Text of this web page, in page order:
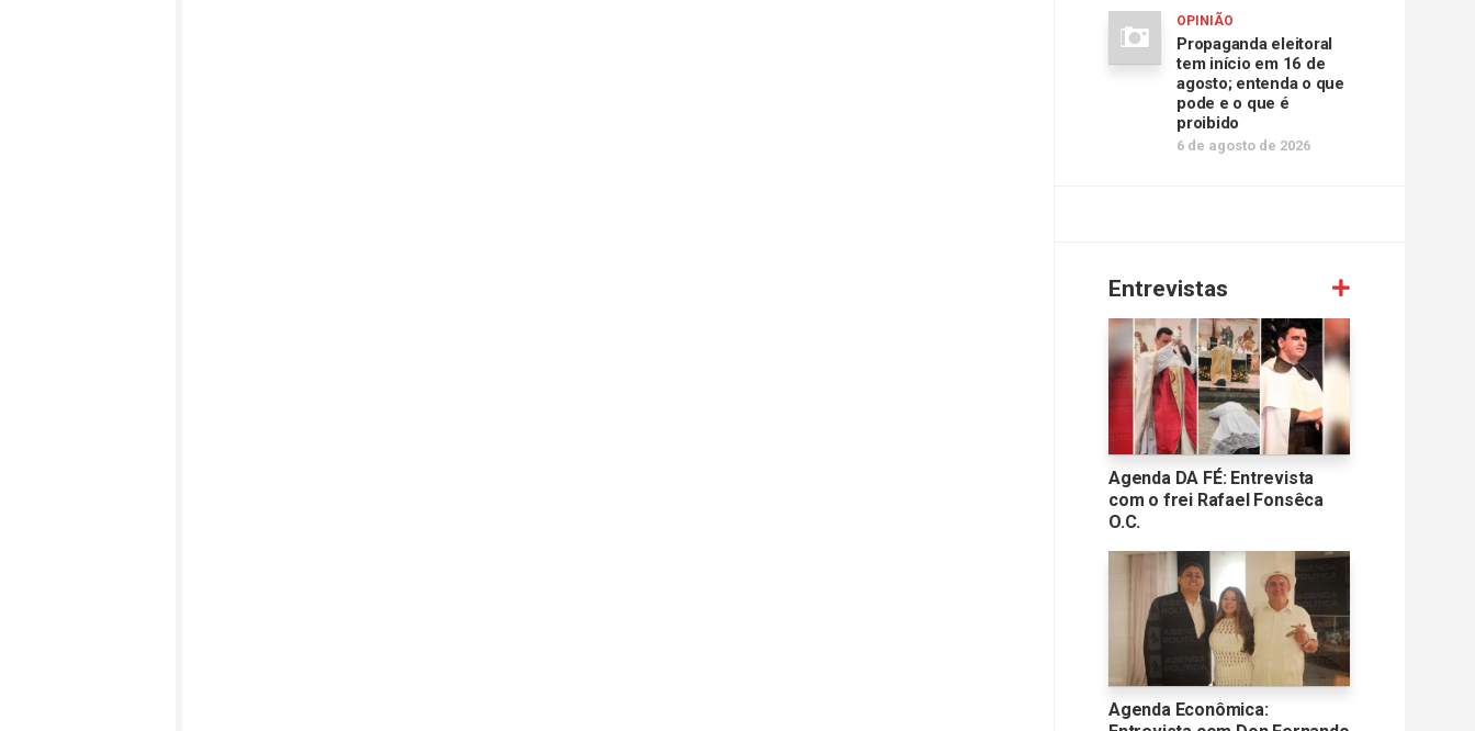
OPINIÃO
Propaganda eleitoral
tem início em 16 de
agosto; entenda o que
pode e o que é
proibido
6 de agosto de 2026
Entrevistas
Agenda DA FÉ: Entrevista
com o frei Rafael Fonsêca
O.C.
Agenda Econômica: